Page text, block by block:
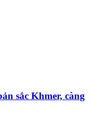
sắc Khmer, càng